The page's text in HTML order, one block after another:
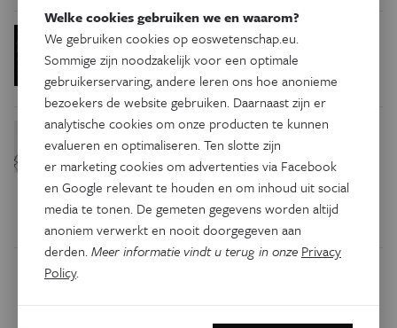
Podcast Natuurwetenschappen
het onmogelijk om
kwantumfysica te begrijpen?
Natuurwetenschappen Nobelprijs
Fysica voor grensverleggend
onderzoek over
quantumvreemdheid
Welke cookies gebruiken we en waarom?
We gebruiken cookies op eoswetenschap.eu.
Sommige zijn noodzakelijk voor een optimale
gebruikerservaring, andere leren ons hoe anonieme
bezoekers de website gebruiken. Daarnaast zijn er
analytische cookies om onze producten te kunnen
evalueren en optimaliseren. Ten slotte zijn
er marketing cookies om advertenties via Facebook
en Google relevant te houden en om inhoud uit social
media te tonen. De gemeten gegevens worden altijd
anoniem verwerkt en nooit doorgegeven aan
derden.Meer informatie vindt u terug in onze Privacy
Policy.